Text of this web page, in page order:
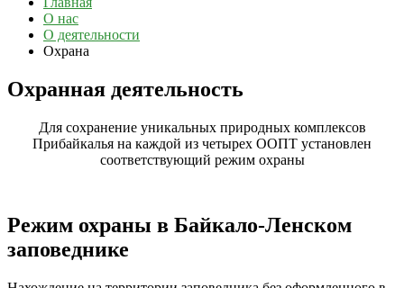
О нас
О деятельности
Охрана
Охранная деятельность
Для сохранение уникальных природных комплексов
Прибайкалья на каждой из четырех ООПТ установлен
соответствующий режим охраны
Режим охраны в Байкало-Ленском
заповеднике